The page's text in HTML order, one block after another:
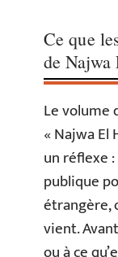
Ce que
de Najwa
Le volume
« Najwa
un réflexe
publique
étrangère,
vient.